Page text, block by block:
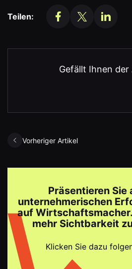
Teilen:
Gefällt Ihnen der
Vorheriger Artikel
Präsentieren Sie
unternehmerischen
auf
mehr Sichtbarkeit
Klicken Sie dazu